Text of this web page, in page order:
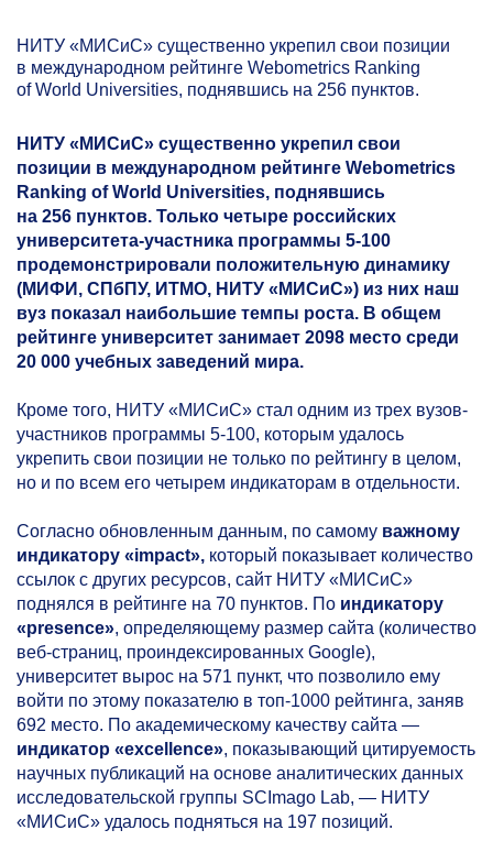
НИТУ «МИСиС» существенно укрепил свои позиции
в международном рейтинге Webometrics Ranking
of World Universities, поднявшись на 256 пунктов.
НИТУ «МИСиС» существенно укрепил свои
позиции в международном рейтинге Webometrics
Ranking of World Universities, поднявшись
на 256 пунктов. Только четыре российских
университета-участника программы 5-100
продемонстрировали положительную динамику
(МИФИ, СПбПУ, ИТМО, НИТУ «МИСиС») из них наш
вуз показал наибольшие темпы роста. В общем
рейтинге университет занимает 2098 место среди
20 000 учебных заведений мира.
Кроме того, НИТУ «МИСиС» стал одним из трех вузов-
участников программы 5-100, которым удалось
укрепить свои позиции не только по рейтингу в целом,
но и по всем его четырем индикаторам в отдельности.
Согласно обновленным данным, по самому важному
индикатору «impact», который показывает количество
ссылок с других ресурсов, сайт НИТУ «МИСиС»
поднялся в рейтинге на 70 пунктов. По индикатору
«presence», определяющему размер сайта (количество
веб-страниц, проиндексированных Google),
университет вырос на 571 пункт, что позволило ему
войти по этому показателю в топ-1000 рейтинга, заняв
692 место. По академическому качеству сайта —
индикатор «excellence», показывающий цитируемость
научных публикаций на основе аналитических данных
исследовательской группы SCImago Lab, — НИТУ
«МИСиС» удалось подняться на 197 позиций.